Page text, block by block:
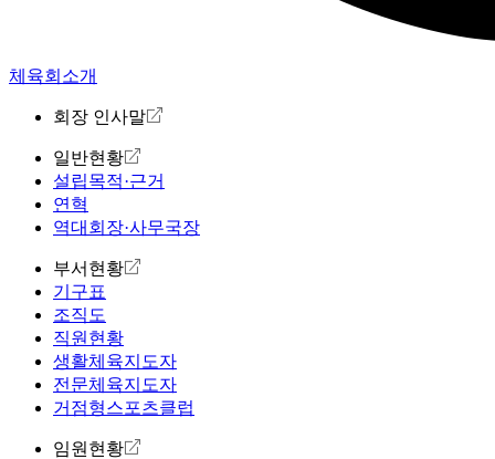
체육회소개
회장 인사말
일반현황
설립목적·근거
연혁
역대회장·사무국장
부서현황
기구표
조직도
직원현황
생활체육지도자
전문체육지도자
거점형스포츠클럽
임원현황